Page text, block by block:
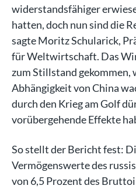
widerstandsfähiger
hatten, doch nun sind die
sagte Moritz Schularick,
für Weltwirtschaft. Das
zum Stillstand gekommen,
Abhängigkeit von China
durch den Krieg am Golf
vorübergehende Effekte
So stellt der Bericht fest:
Vermögenswerte des
von 6,5 Prozent des